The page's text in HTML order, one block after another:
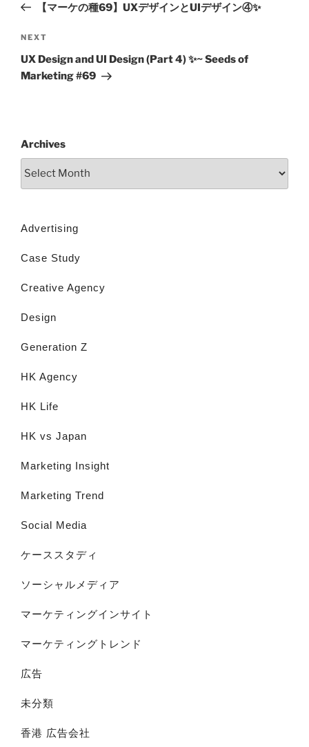
【マーケの種69】UXデザインとUIデザイン④✨
NEXT
UX Design and UI Design (Part 4) ✨~ Seeds of
Marketing #69
Archives
Advertising
Case Study
Creative Agency
Design
Generation Z
HK Agency
HK Life
HK vs Japan
Marketing Insight
Marketing Trend
Social Media
ケーススタディ
ソーシャルメディア
マーケティングインサイト
マーケティングトレンド
広告
未分類
香港 広告会社